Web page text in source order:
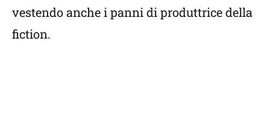
vestendo anche i panni di produttrice della
fiction.